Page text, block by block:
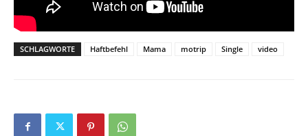
SCHLAGWORTE Haftbefehl Mama motrip Single video